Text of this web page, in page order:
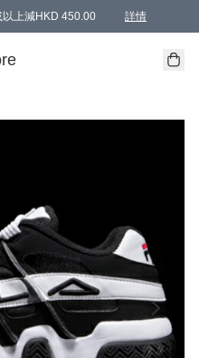
上減HKD 450.00 詳情
）AAPE products, members can
於 特定的送貨方式 )